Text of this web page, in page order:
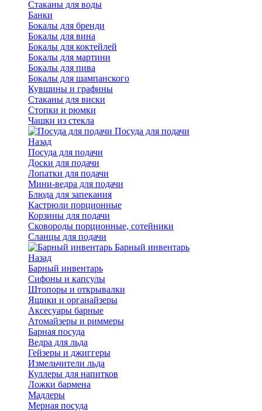
Стаканы для воды
Банки
Бокалы для бренди
Бокалы для вина
Бокалы для коктейлей
Бокалы для мартини
Бокалы для пива
Бокалы для шампанского
Кувшины и графины
Стаканы для виски
Стопки и рюмки
Чашки из стекла
Посуда для подачи
Назад
Посуда для подачи
Доски для подачи
Лопатки для подачи
Мини-ведра для подачи
Блюда для запекания
Кастрюли порционные
Корзины для подачи
Сковороды порционные, сотейники
Сланцы для подачи
Барный инвентарь
Назад
Барный инвентарь
Сифоны и капсулы
Штопоры и открывалки
Ящики и органайзеры
Аксесуары барные
Атомайзеры и риммеры
Барная посуда
Ведра для льда
Гейзеры и джиггеры
Измельчители льда
Куллеры для напитков
Ложки бармена
Мадлеры
Мерная посуда